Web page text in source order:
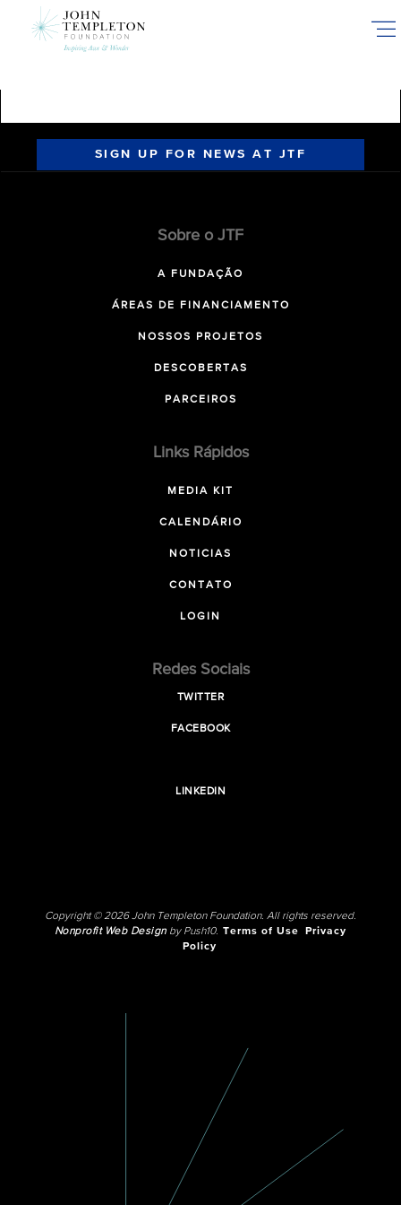
SIGN UP FOR NEWS AT JTF
Sobre o JTF
A FUNDAÇÃO
ÁREAS DE FINANCIAMENTO
NOSSOS PROJETOS
DESCOBERTAS
PARCEIROS
Links Rápidos
MEDIA KIT
CALENDÁRIO
NOTICIAS
CONTATO
LOGIN
Redes Sociais
TWITTER
FACEBOOK
LINKEDIN
Copyright © 2026 John Templeton Foundation. All rights reserved.
Nonprofit Web Designby Push10. Terms of Use
Privacy
Policy